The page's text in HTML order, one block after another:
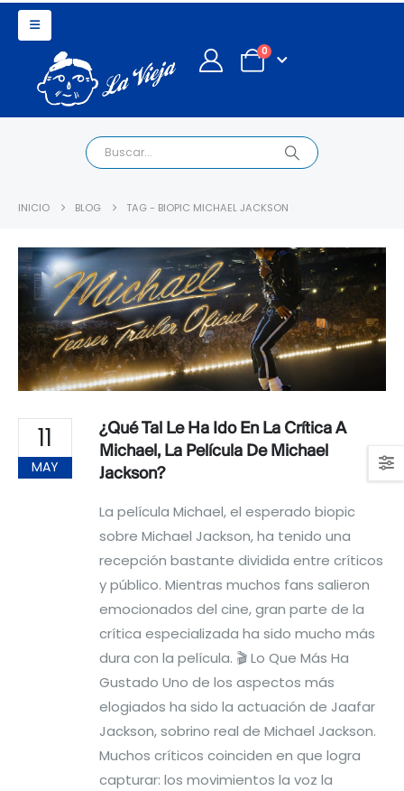
0
INICIO BLOG TAG - BIOPIC MICHAEL JACKSON
11
MAY
¿Qué Tal Le Ha Ido En La Crítica A
Michael, La Película De Michael
Jackson?
La película Michael, el esperado biopic
sobre Michael Jackson, ha tenido una
recepción bastante dividida entre críticos
y público. Mientras muchos fans salieron
emocionados del cine, gran parte de la
crítica especializada ha sido mucho más
dura con la película. 🎬 Lo Que Más Ha
Gustado Uno de los aspectos más
elogiados ha sido la actuación de Jaafar
Jackson, sobrino real de Michael Jackson.
Muchos críticos coinciden en que logra
capturar: los movimientos la voz la